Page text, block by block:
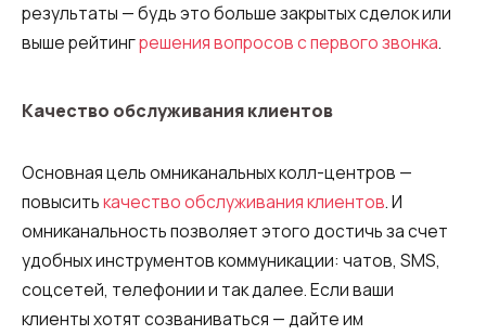
результаты — будь это больше закрытых сделок или
выше рейтингрешения вопросов с первого звонка.
Качество обслуживания клиентов
Основная цель омниканальных колл-центров —
повыситькачество обслуживания клиентов. И
омниканальность позволяет этого достичь за счет
удобных инструментов коммуникации: чатов, SMS,
соцсетей, телефонии и так далее. Если ваши
клиенты хотят созваниваться — дайте им